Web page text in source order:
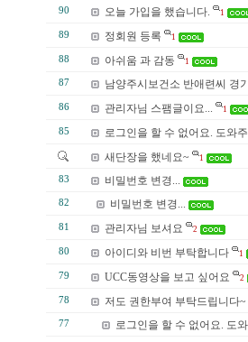
90 오늘 가입을 했습니다. 1
89 정회원 등록 1
88 아쉬움 과 감동 1
87 남양주시보건소 반애련씨 경
86 관리자님 스팸글이요... 1
85
로그인을 할 수 없어요. 도와
새단장을 했네요~
1
83 비밀번호 변경...
82 비밀번호 변경...
81 관리자님 보셔요 2
80 아이디와 비번 부탁합니다 1
79 UCC동영상을 보고 싶어요 2
78 저도 권한부여 부탁드립니다~
77 로그인을 할 수 없어요. 도